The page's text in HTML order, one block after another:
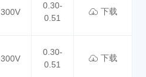
300V
0.30-
0.51
下载
300V
0.30-
0.51
下载